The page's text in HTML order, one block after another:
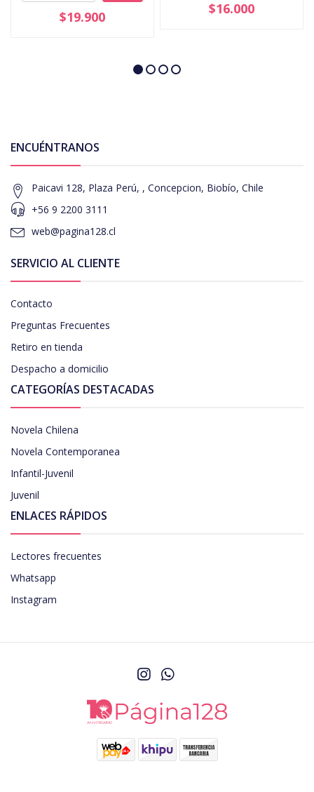
$19.900 $16.000
ENCUÉNTRANOS
Paicavi 128, Plaza Perú, , Concepcion, Biobío, Chile
+56 9 2200 3111
web@pagina128.cl
SERVICIO AL CLIENTE
Contacto
Preguntas Frecuentes
Retiro en tienda
Despacho a domicilio
CATEGORÍAS DESTACADAS
Novela Chilena
Novela Contemporanea
Infantil-Juvenil
Juvenil
ENLACES RÁPIDOS
Lectores frecuentes
Whatsapp
Instagram